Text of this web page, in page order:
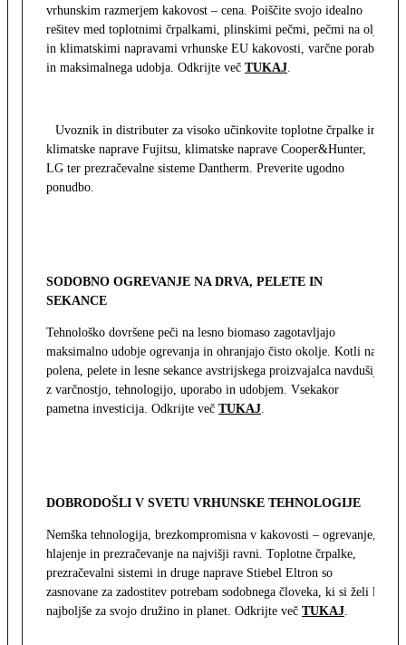
vrhunskim razmerjem kakovost – cena. Poiščite svojo idealno
rešitev med toplotnimi črpalkami, plinskimi pečmi, pečmi na olje
in klimatskimi napravami vrhunske EU kakovosti, varčne porabe
in maksimalnega udobja. Odkrijte več TUKAJ.
Uvoznik in distributer za visoko učinkovite toplotne črpalke in
klimatske naprave Fujitsu, klimatske naprave Cooper&Hunter,
LG ter prezračevalne sisteme Dantherm. Preverite ugodno
ponudbo.
SODOBNO OGREVANJE NA DRVA, PELETE IN
SEKANCE
Tehnološko dovršene peči na lesno biomaso zagotavljajo
maksimalno udobje ogrevanja in ohranjajo čisto okolje. Kotli na
polena, pelete in lesne sekance avstrijskega proizvajalca navdušijo
z varčnostjo, tehnologijo, uporabo in udobjem. Vsekakor
pametna investicija. Odkrijte več TUKAJ.
DOBRODOŠLI V SVETU VRHUNSKE TEHNOLOGIJE
Nemška tehnologija, brezkompromisna v kakovosti – ogrevanje,
hlajenje in prezračevanje na najvišji ravni. Toplotne črpalke,
prezračevalni sistemi in druge naprave Stiebel Eltron so
zasnovane za zadostitev potrebam sodobnega človeka, ki si želi le
najboljše za svojo družino in planet. Odkrijte več TUKAJ.